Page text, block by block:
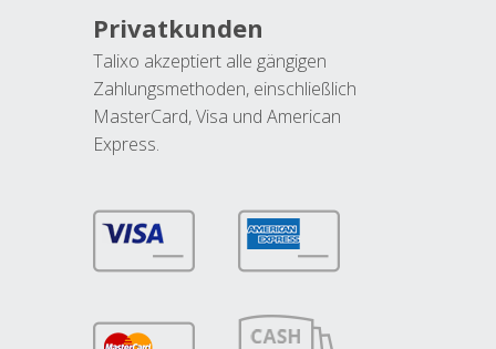
Privatkunden
Talixo akzeptiert alle gängigen
Zahlungsmethoden, einschließlich
MasterCard, Visa und American
Express.